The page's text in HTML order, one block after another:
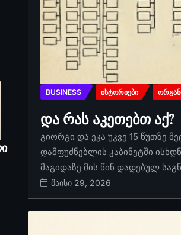
BUSINESS ᲘᲡᲢᲝᲠᲘᲔᲑᲘ
და რას აკეთებთ აქ?
გიორგი და ეკა უკვე 15 წუთზე
დამფუძნებლის კაბინეტში
მაგიდაზე მის წინ დადებულ
მაისი 29, 2026